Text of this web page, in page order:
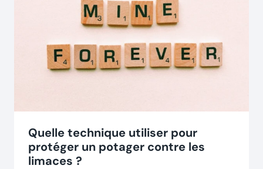
Quelle technique utiliser pour
protéger un potager contre les
limaces ?